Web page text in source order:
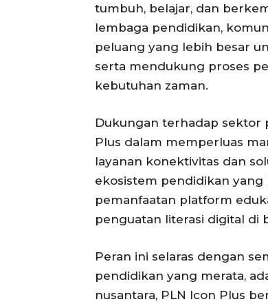
tumbuh, belajar, dan
lembaga pendidikan,
peluang yang lebih besar
serta mendukung proses
kebutuhan zaman.
Dukungan terhadap sektor
Plus dalam memperluas
layanan konektivitas dan
ekosistem pendidikan yang
pemanfaatan platform
penguatan literasi digital di
Peran ini selaras dengan
pendidikan yang merata,
nusantara, PLN Icon Plus